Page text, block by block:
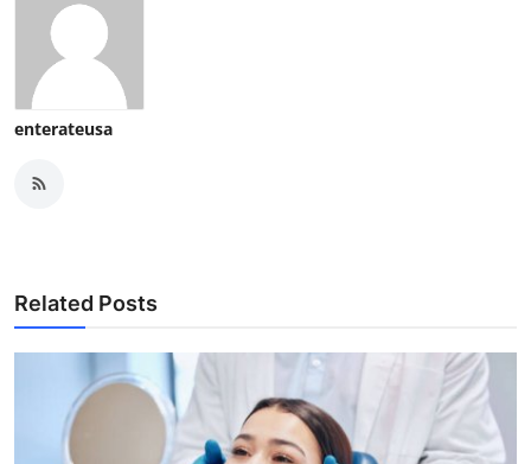
enterateusa
Related Posts